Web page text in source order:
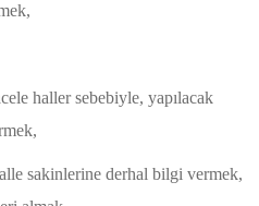
haller sebebiyle, yapılacak
sakinlerine derhal bilgi vermek,